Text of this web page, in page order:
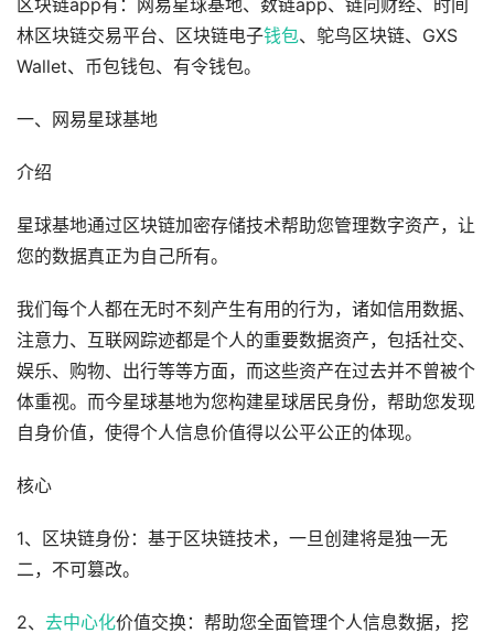
区块链app有：网易星球基地、数链app、链向财经、时间
林区块链交易平台、区块链电子钱包、鸵鸟区块链、GXS
Wallet、币包钱包、有令钱包。
一、网易星球基地
介绍
星球基地通过区块链加密存储技术帮助您管理数字资产，让
您的数据真正为自己所有。
我们每个人都在无时不刻产生有用的行为，诸如信用数据、
注意力、互联网踪迹都是个人的重要数据资产，包括社交、
娱乐、购物、出行等等方面，而这些资产在过去并不曾被个
体重视。而今星球基地为您构建星球居民身份，帮助您发现
自身价值，使得个人信息价值得以公平公正的体现。
核心
1、区块链身份：基于区块链技术，一旦创建将是独一无
二，不可篡改。
2、 去中心化价值交换：帮助您全面管理个人信息数据，挖